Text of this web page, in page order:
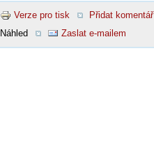
Verze pro tisk Přidat komentář
Náhled
Zaslat e-mailem